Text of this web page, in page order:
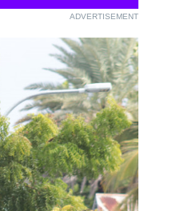
ADVERTISEMENT